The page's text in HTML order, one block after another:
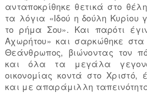
ανταποκρίθηκε θετικά στο
τα λόγια «Ιδού η δούλη Κυρίου
το ρήμα Σου». Και παρότι
Αχωρήτου» και σαρκώθηκε
Θεάνθρωπος, βιώνοντας τον
και όλα τα μεγάλα
οικονομίας κοντά στο Χριστό,
και με απαράμιλλη